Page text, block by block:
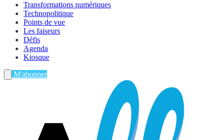
Transformations numériques
Technopolitique
Points de vue
Les faiseurs
Défis
Agenda
Kiosque
M'abonner